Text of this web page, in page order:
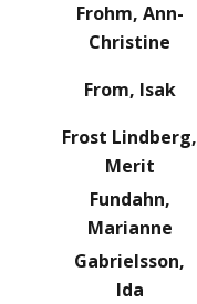
Frohm, Ann-
Christine
From, Isak
Frost Lindberg,
Merit
Fundahn,
Marianne
Gabrielsson,
Ida